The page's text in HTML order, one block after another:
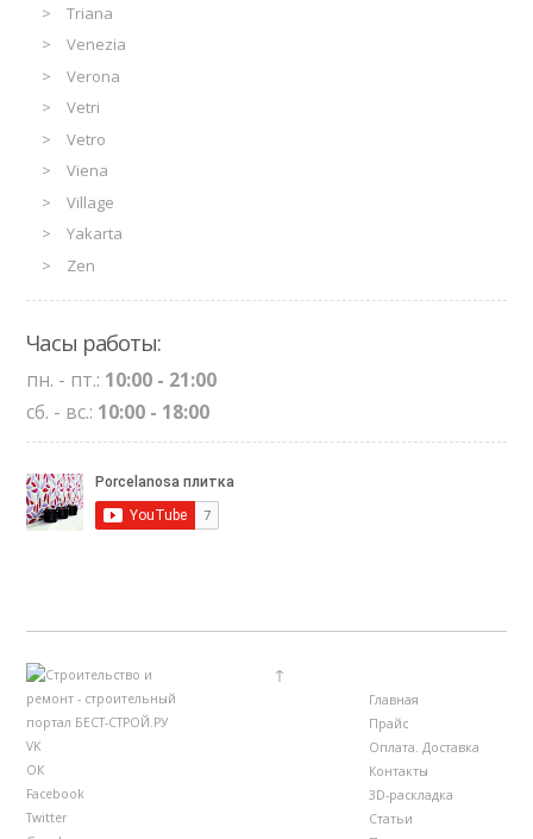
Triana
Venezia
Verona
Vetri
Vetro
Viena
Village
Yakarta
Zen
Часы работы:
пн. - пт.: 10:00 - 21:00
сб. - вс.: 10:00 - 18:00
VK
ОК
Facebook
Twitter
↑
Главная
Прайс
Оплата. Доставка
Контакты
3D-раскладка
Статьи